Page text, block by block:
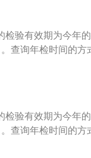
暂扣，且之前购买
验有效期为今年
查询年检时间的方
上面有机动车的注
不合格车辆，应限
续行驶；无故不参
；符合报废条件或
，予以报废。
验有效期为今年
查询年检时间的方
上面有机动车的注